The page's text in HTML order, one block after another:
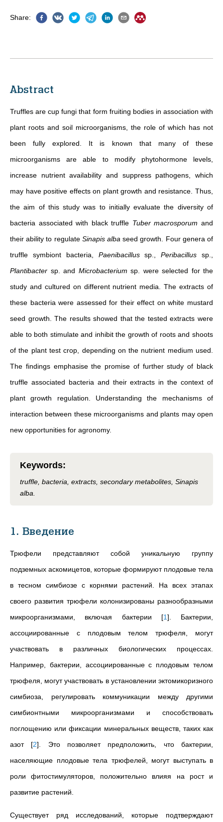
Share:
Abstract
Truffles are cup fungi that form fruiting bodies in association with
plant roots and soil microorganisms, the role of which has not
been fully explored. It is known that many of these
microorganisms are able to modify phytohormone levels,
increase nutrient availability and suppress pathogens, which
may have positive effects on plant growth and resistance. Thus,
the aim of this study was to initially evaluate the diversity of
bacteria associated with black truffle Tuber macrosporum and
their ability to regulate Sinapis alba seed growth. Four genera of
truffle symbiont bacteria, Paenibacillussp.,Peribacillus sp.,
Plantibacter sp. and Microbacterium sp. were selected for the
study and cultured on different nutrient media. The extracts of
these bacteria were assessed for their effect on white mustard
seed growth. The results showed that the tested extracts were
able to both stimulate and inhibit the growth of roots and shoots
of the plant test crop, depending on the nutrient medium used.
The findings emphasise the promise of further study of black
truffle associated bacteria and their extracts in the context of
plant growth regulation. Understanding the mechanisms of
interaction between these microorganisms and plants may open
new opportunities for agronomy.
Keywords:
truffle, bacteria, extracts, secondary metabolites, Sinapis
alba.
1. Введение
Трюфели представляют собой уникальную группу
подземных аскомицетов, которые формируют плодовые тела
в тесном симбиозе с корнями растений. На всех этапах
своего развития трюфели колонизированы разнообразными
микроорганизмами, включая бактерии [1] . Бактерии,
ассоциированные с плодовым телом трюфеля, могут
участвовать в различных биологических процессах.
Например, бактерии, ассоциированные с плодовым телом
трюфеля, могут участвовать в установлении эктомикоризного
симбиоза, регулировать коммуникации между другими
симбионтными микроорганизмами и способствовать
поглощению или фиксации минеральных веществ, таких как
азот [2] . Это позволяет предположить, что бактерии,
населяющие плодовые тела трюфелей, могут выступать в
роли фитостимуляторов, положительно влияя на рост и
развитие растений.
Существует ряд исследований, которые подтверждают